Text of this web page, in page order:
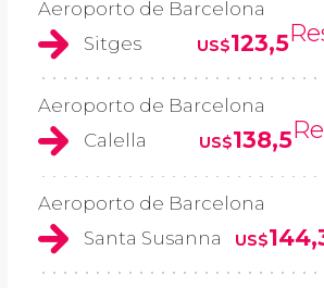
Aeroporto de Barcelona
Sitges
US$123,5
Aeroporto de Barcelona
Calella
US$138,5
Aeroporto de Barcelona
Santa Susanna
US$